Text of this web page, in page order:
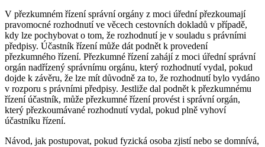
V přezkumném řízení správní orgány z moci úřední přezkoumají
pravomocné rozhodnutí ve věcech cestovních dokladů v případě,
kdy lze pochybovat o tom, že rozhodnutí je v souladu s právními
předpisy. Účastník řízení může dát podnět k provedení
přezkumného řízení. Přezkumné řízení zahájí z moci úřední správní
orgán nadřízený správnímu orgánu, který rozhodnutí vydal, pokud
dojde k závěru, že lze mít důvodně za to, že rozhodnutí bylo vydáno
v rozporu s právními předpisy. Jestliže dal podnět k přezkumnému
řízení účastník, může přezkumné řízení provést i správní orgán,
který přezkoumávané rozhodnutí vydal, pokud plně vyhoví
účastníku řízení.
Návod, jak postupovat, pokud fyzická osoba zjistí nebo se domnívá,